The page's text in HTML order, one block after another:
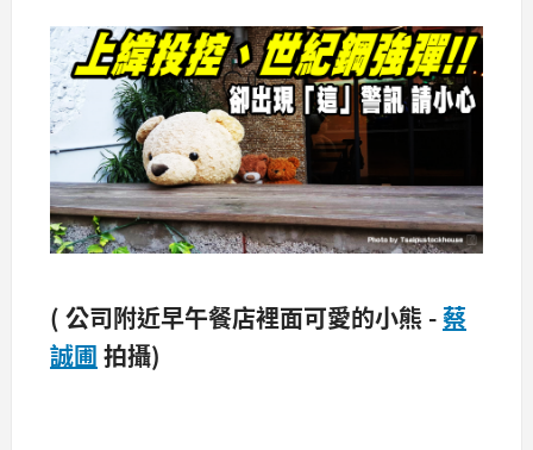
( 公司附近早午餐店裡面可愛的小熊 -蔡
誠圃 拍攝)